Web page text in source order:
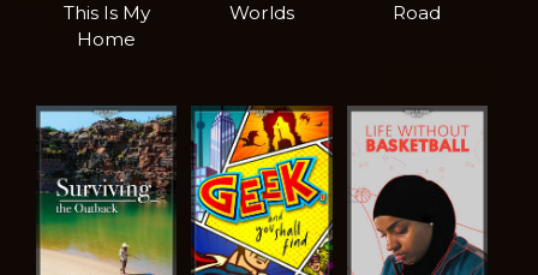
This Is My
Home
Worlds
Road